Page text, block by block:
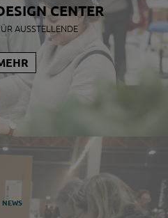
CENTER
AUSSTELLENDE
NEWS